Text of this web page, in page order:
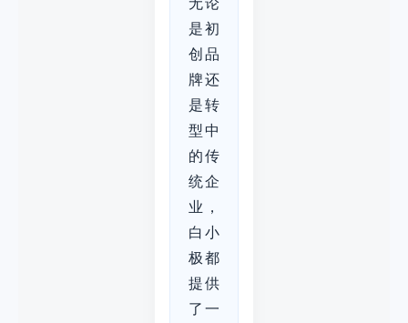
无论
是初
创品
牌还
是转
型中
的传
统企
业，
白小
极都
提供
了一